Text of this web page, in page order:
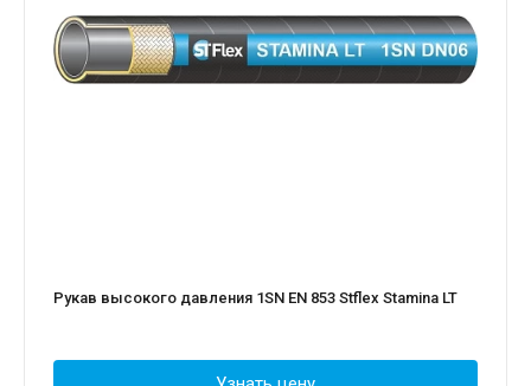
Рукав высокого давления 1SN EN 853 Stflex Stamina LT